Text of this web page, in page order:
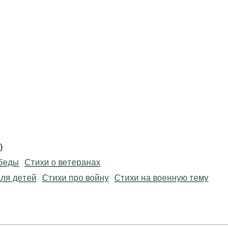
Стихи о ветеранах
детей Стихи про войну Стихи на военную тему